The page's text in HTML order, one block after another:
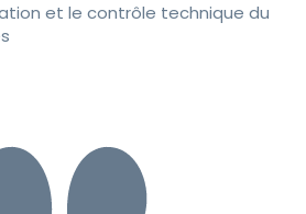
et le contrôle technique du